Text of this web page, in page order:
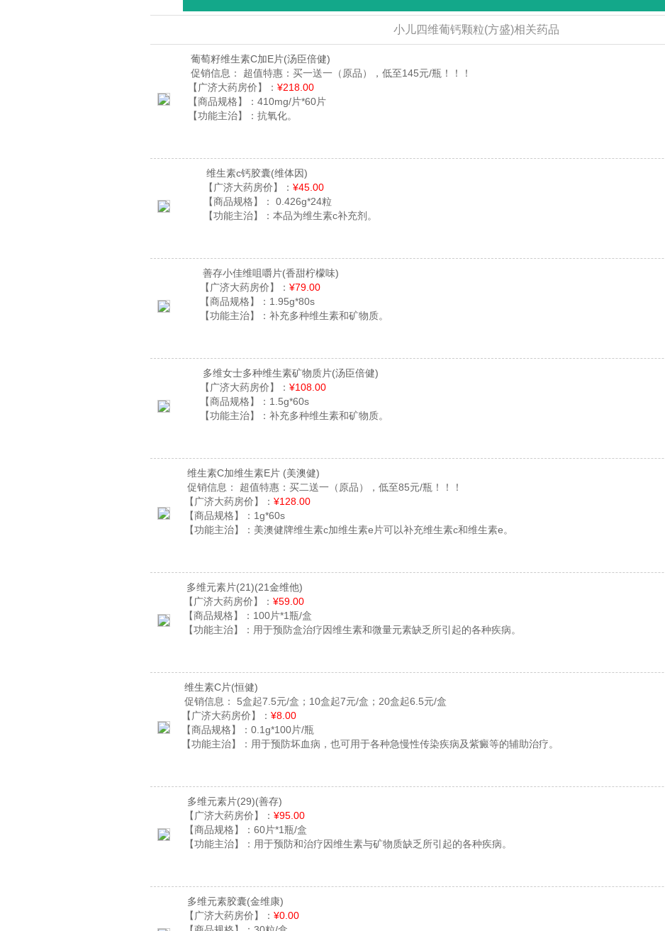
小儿四维葡钙颗粒(方盛)相关药品
葡萄籽维生素C加E片(汤臣倍健)
促销信息：
超值特惠：买一送一（原品），低至145元/瓶！！！
【广济大药房价】： ¥218.00
【商品规格】： 410mg/片*60片
【功能主治】： 抗氧化。
维生素c钙胶囊(维体因)
【广济大药房价】： ¥45.00
【商品规格】：
0.426g*24粒
【功能主治】： 本品为维生素c补充剂。
善存小佳维咀嚼片(香甜柠檬味)
【广济大药房价】： ¥79.00
【商品规格】： 1.95g*80s
【功能主治】： 补充多种维生素和矿物质。
多维女士多种维生素矿物质片(汤臣倍健)
【广济大药房价】： ¥108.00
【商品规格】： 1.5g*60s
【功能主治】： 补充多种维生素和矿物质。
维生素C加维生素E片 (美澳健)
促销信息：
超值特惠：买二送一（原品），低至85元/瓶！！！
【广济大药房价】： ¥128.00
【商品规格】： 1g*60s
【功能主治】： 美澳健牌维生素c加维生素e片可以补充维生素c和维生素e。
多维元素片(21)(21金维他)
【广济大药房价】： ¥59.00
【商品规格】： 100片*1瓶/盒
【功能主治】： 用于预防盒治疗因维生素和微量元素缺乏所引起的各种疾病。
维生素C片(恒健)
促销信息：
5盒起7.5元/盒；10盒起7元/盒；20盒起6.5元/盒
【广济大药房价】： ¥8.00
【商品规格】： 0.1g*100片/瓶
【功能主治】： 用于预防坏血病，也可用于各种急慢性传染疾病及紫癜等的辅助治疗。
多维元素片(29)(善存)
【广济大药房价】： ¥95.00
【商品规格】： 60片*1瓶/盒
【功能主治】： 用于预防和治疗因维生素与矿物质缺乏所引起的各种疾病。
多维元素胶囊(金维康)
【广济大药房价】： ¥0.00